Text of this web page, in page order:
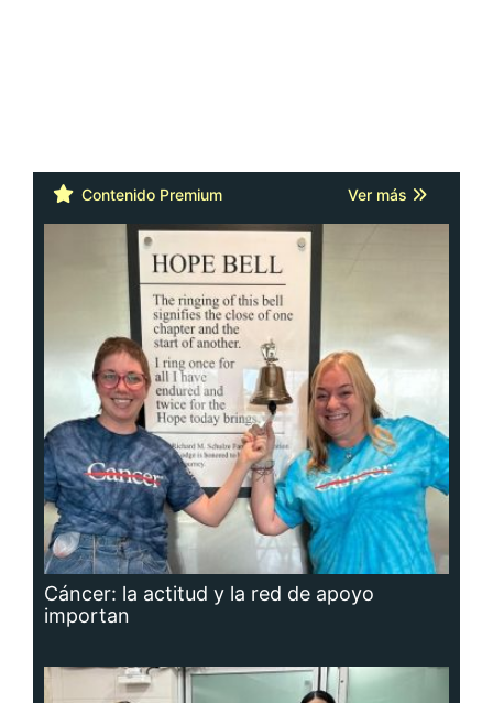
Contenido Premium Ver más
Cáncer: la actitud y la red de apoyo
importan